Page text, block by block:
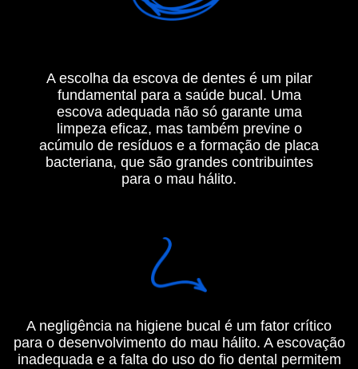
A escolha da escova de dentes é um pilar
fundamental para a saúde bucal. Uma
escova adequada não só garante uma
limpeza eficaz, mas também previne o
acúmulo de resíduos e a formação de placa
bacteriana, que são grandes contribuintes
para o mau hálito.
A negligência na higiene bucal é um fator crítico
para o desenvolvimento do mau hálito. A escovação
inadequada e a falta do uso do fio dental permitem